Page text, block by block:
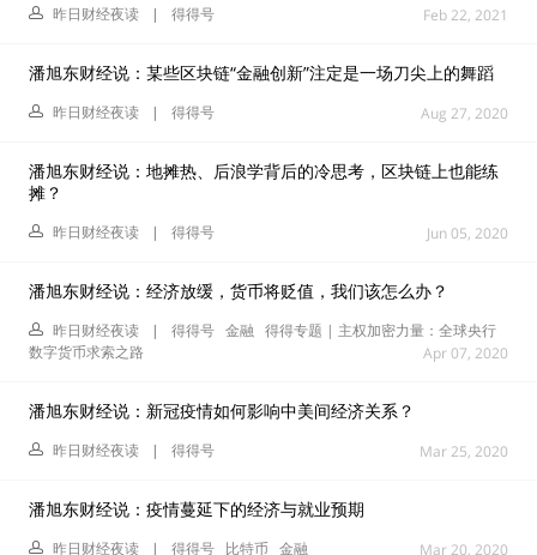
昨日财经夜读 | 得得号 Feb 22, 2021
潘旭东财经说：某些区块链“金融创新”注定是一场刀尖上的舞蹈
昨日财经夜读 | 得得号 Aug 27, 2020
潘旭东财经说：地摊热、后浪学背后的冷思考，区块链上也能练
摊？
昨日财经夜读 | 得得号 Jun 05, 2020
潘旭东财经说：经济放缓，货币将贬值，我们该怎么办？
昨日财经夜读 | 得得号 金融 得得专题 | 主权加密力量：全球央行
数字货币求索之路
Apr 07, 2020
潘旭东财经说：新冠疫情如何影响中美间经济关系？
昨日财经夜读 | 得得号 Mar 25, 2020
潘旭东财经说：疫情蔓延下的经济与就业预期
昨日财经夜读 | 得得号 比特币 金融 Mar 20, 2020